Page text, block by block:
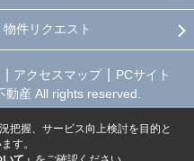
物件リクエスト
アクセスマップ
PCサイト
動産 All rights reserved.
把握、サービス向上検討を目的と
す。